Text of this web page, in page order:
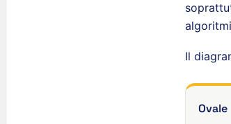
Il
Ovale